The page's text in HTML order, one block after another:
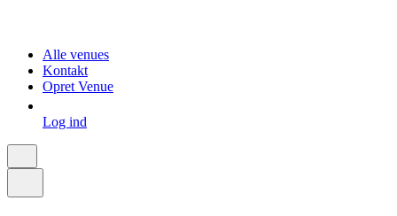
Alle venues
Kontakt
Opret Venue
Log ind